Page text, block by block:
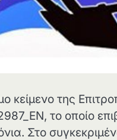
κείμενο της
το οποίο
Στο